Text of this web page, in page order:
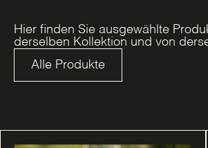
Hier finden Sie ausgewählte
derselben Kollektion und von
Alle Produkte